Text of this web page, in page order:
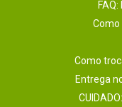
Como
Como
Entrega